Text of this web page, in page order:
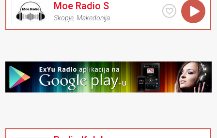
Moe Radio S
Skopje ,Makedonija